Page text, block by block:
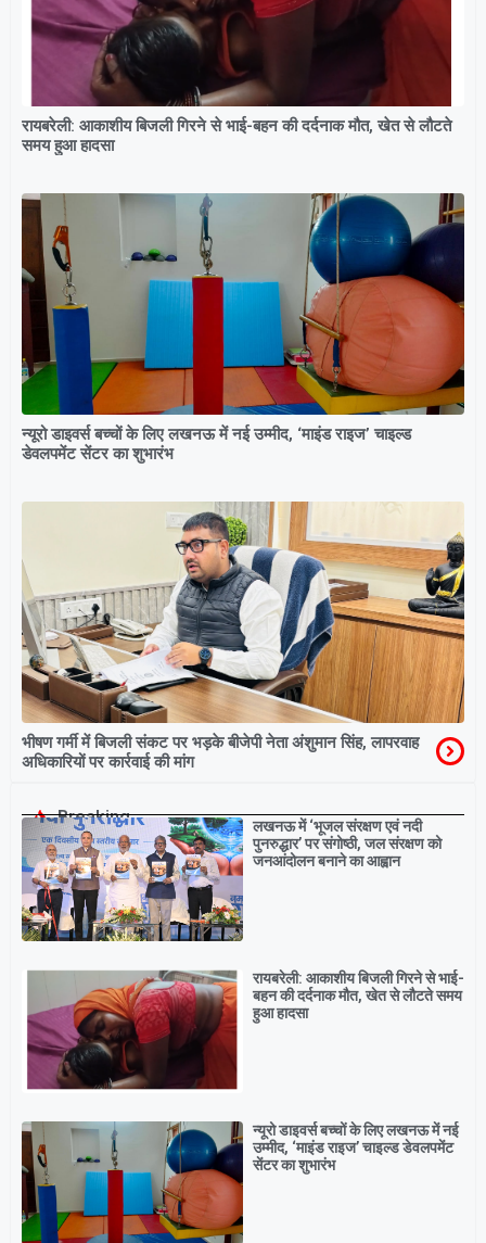
रायबरेली: आकाशीय बिजली गिरने से भाई-बहन की दर्दनाक मौत, खेत से लौटते
समय हुआ हादसा
न्यूरो डाइवर्स बच्चों के लिए लखनऊ में नई उम्मीद, ‘माइंड राइज’ चाइल्ड
डेवलपमेंट सेंटर का शुभारंभ
भीषण गर्मी में बिजली संकट पर भड़के बीजेपी नेता अंशुमान सिंह, लापरवाह
अधिकारियों पर कार्रवाई की मांग
Breaking
लखनऊ में ‘भूजल संरक्षण एवं नदी
पुनरुद्धार’ पर संगोष्ठी, जल संरक्षण को
जनआंदोलन बनाने का आह्वान
रायबरेली: आकाशीय बिजली गिरने से भाई-
बहन की दर्दनाक मौत, खेत से लौटते समय
हुआ हादसा
न्यूरो डाइवर्स बच्चों के लिए लखनऊ में नई
उम्मीद, ‘माइंड राइज’ चाइल्ड डेवलपमेंट
सेंटर का शुभारंभ